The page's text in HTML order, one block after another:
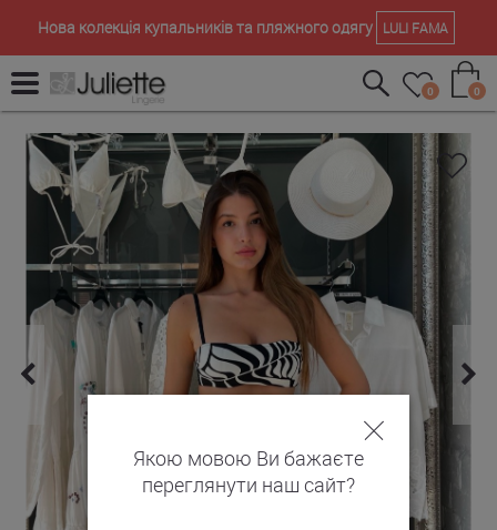
Нова колекція купальників та пляжного одягу LULI FAMA
0 0
Якою мовою Ви бажаєте
переглянути наш сайт?